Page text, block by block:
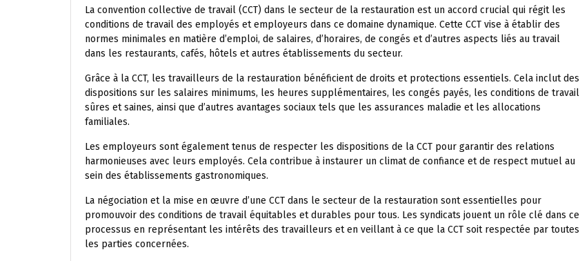
La convention collective de travail (CCT) dans le secteur de la restauration est un accord crucial qui régit les
conditions de travail des employés et employeurs dans ce domaine dynamique. Cette CCT vise à établir des
normes minimales en matière d’emploi, de salaires, d’horaires, de congés et d’autres aspects liés au travail
dans les restaurants, cafés, hôtels et autres établissements du secteur.
Grâce à la CCT, les travailleurs de la restauration bénéficient de droits et protections essentiels. Cela inclut des
dispositions sur les salaires minimums, les heures supplémentaires, les congés payés, les conditions de travail
sûres et saines, ainsi que d’autres avantages sociaux tels que les assurances maladie et les allocations
familiales.
Les employeurs sont également tenus de respecter les dispositions de la CCT pour garantir des relations
harmonieuses avec leurs employés. Cela contribue à instaurer un climat de confiance et de respect mutuel au
sein des établissements gastronomiques.
La négociation et la mise en œuvre d’une CCT dans le secteur de la restauration sont essentielles pour
promouvoir des conditions de travail équitables et durables pour tous. Les syndicats jouent un rôle clé dans ce
processus en représentant les intérêts des travailleurs et en veillant à ce que la CCT soit respectée par toutes
les parties concernées.